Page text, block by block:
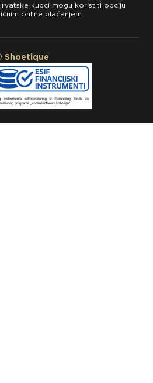
kupci mogu koristiti opciju
online plaćanjem.
Shoetique